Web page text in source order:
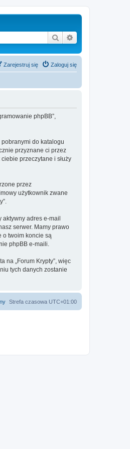
Szukaj
Zaloguj się
Zarejestruj się
phpBB”,
do katalogu
przyznane ci przez
przeczytane i służy
przez
użytkownik zwane
aktywny adres e-mail
serwer. Mamy prawo
o twoim koncie są
phpBB e-maili.
na „Forum Krypty”, więc
tych danych zostanie
Strefa czasowa UTC+01:00